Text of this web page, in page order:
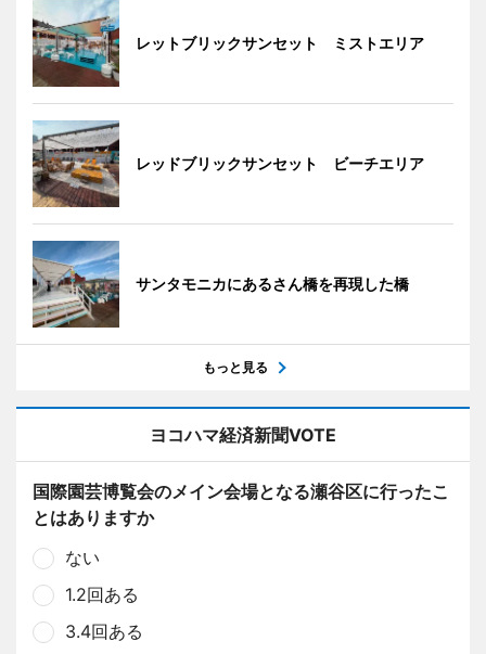
レットブリックサンセット ミストエリア
レッドブリックサンセット ビーチエリア
サンタモニカにあるさん橋を再現した橋
もっと見る
ヨコハマ経済新聞VOTE
国際園芸博覧会のメイン会場となる瀬谷区に行ったこ
とはありますか
ない
1.2回ある
3.4回ある